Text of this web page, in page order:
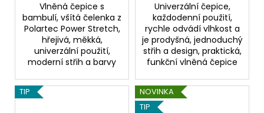
Vlněná čepice s
bambulí, všítá čelenka z
Polartec Power Stretch,
hřejivá, měkká,
univerzální použití,
moderní střih a barvy
Univerzální čepice,
každodenní použití,
rychle odvádí vlhkost a
je prodyšná, jednoduchý
střih a design, praktická,
funkční vlněná čepice
TIP
NOVINKA
TIP